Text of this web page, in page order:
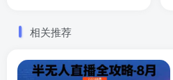
相关推荐